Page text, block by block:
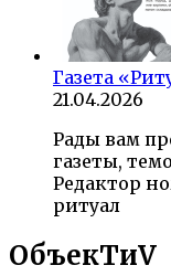
Газета
21.04.2026
Рады вам
газеты,
Редактор
ритуал
ОбъекTиV